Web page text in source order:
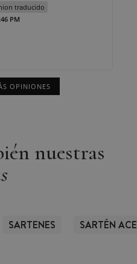
traducido
PM
OPINIONES
nuestras
SARTENES SARTÉN